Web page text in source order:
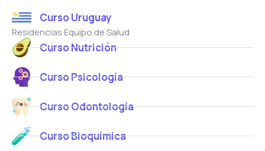
c
t
r
ó
n
c
o
c
o
c
o
*
Curso Uruguay
Residencias Equipo de Salud
Curso Nutrición
Curso Psicología
Curso Odontología
Curso Bioquímica